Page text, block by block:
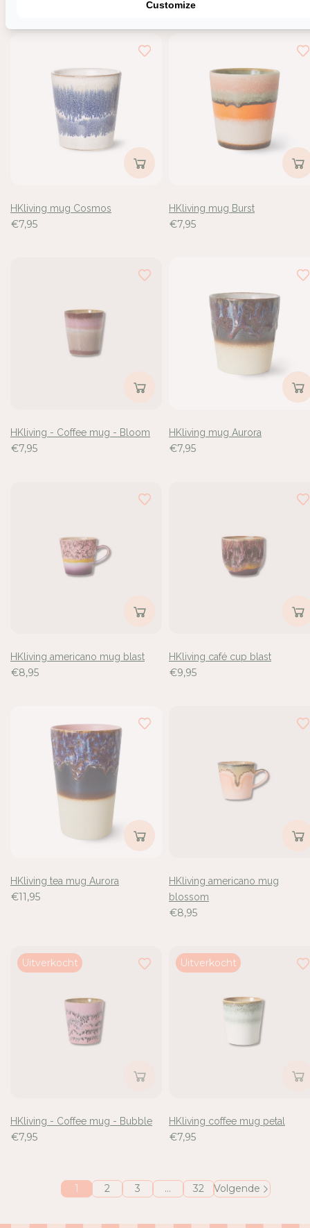
HKliving mug Cosmos
€7,95
HKliving mug Burst
€7,95
HKliving - Coffee mug - Bloom
€7,95
HKliving mug Aurora
€7,95
HKliving americano mug blast
€8,95
HKliving café cup blast
€9,95
HKliving tea mug Aurora
€11,95
HKliving americano mug
blossom
€8,95
Uitverkocht
HKliving - Coffee mug - Bubble
€7,95
Uitverkocht
HKliving coffee mug petal
€7,95
1 2 3 … 32 Volgende
toe te voegen en uw eerder opgeslagen artikelen te
Customize